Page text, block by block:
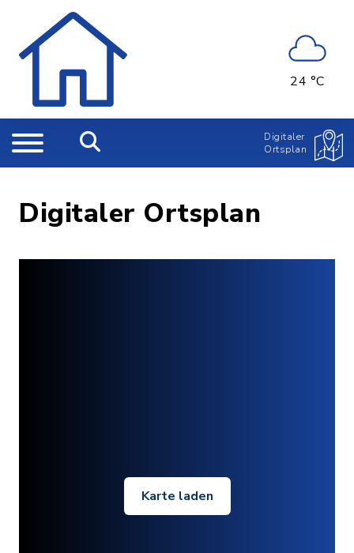
24 °C
Digitaler
Ortsplan
Digitaler Ortsplan
Karte laden